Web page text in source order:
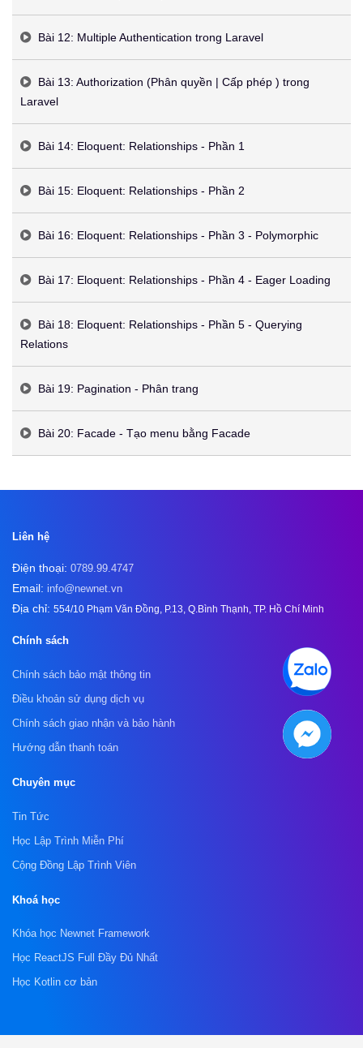
Bài 12: Multiple Authentication trong Laravel
Bài 13: Authorization (Phân quyền | Cấp phép ) trong
Laravel
Bài 14: Eloquent: Relationships - Phần 1
Bài 15: Eloquent: Relationships - Phần 2
Bài 16: Eloquent: Relationships - Phần 3 - Polymorphic
Bài 17: Eloquent: Relationships - Phần 4 - Eager Loading
Bài 18: Eloquent: Relationships - Phần 5 - Querying
Relations
Bài 19: Pagination - Phân trang
Bài 20: Facade - Tạo menu bằng Facade
Liên hệ
Điện thoại: 0789.99.4747
Email: info@newnet.vn
Địa chỉ: 554/10 Phạm Văn Đồng, P.13, Q.Bình Thạnh, TP. Hồ Chí Minh
Chính sách
Chính sách bảo mật thông tin
Điều khoản sử dụng dịch vụ
Chính sách giao nhận và bảo hành
Hướng dẫn thanh toán
Chuyên mục
Tin Tức
Học Lập Trình Miễn Phí
Cộng Đồng Lập Trình Viên
Khoá học
Khóa học Newnet Framework
Học ReactJS Full Đầy Đủ Nhất
Học Kotlin cơ bản